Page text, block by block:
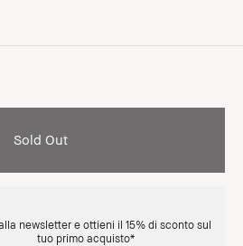
Sold Out
newsletter e ottieni il 15% di sconto sul
tuo primo acquisto*